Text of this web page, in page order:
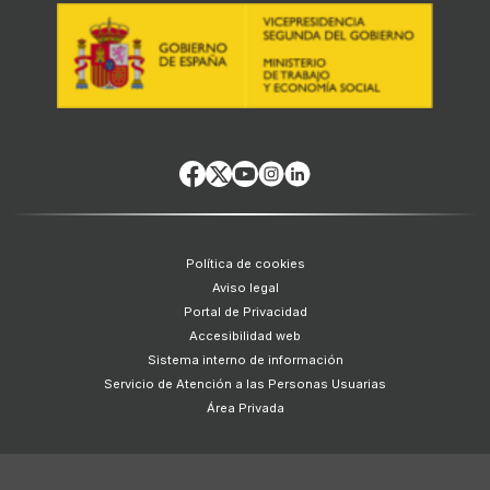
Política de cookies
Aviso legal
Portal de Privacidad
Accesibilidad web
Sistema interno de información
Servicio de Atención a las Personas Usuarias
Área Privada